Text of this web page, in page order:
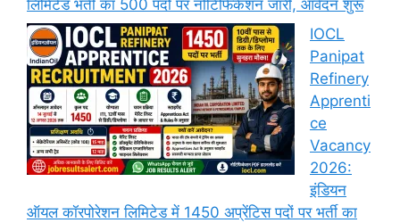
लिमिटेड भर्ती का 500 पदों पर नोटिफिकेशन जारी, आवेदन शुरू
IOCL
Panipat
Refinery
Apprenti
ce
Vacancy
2026:
इंडियन
ऑयल कॉरपोरेशन लिमिटेड में 1450 अप्रेंटिस पदों पर भर्ती का